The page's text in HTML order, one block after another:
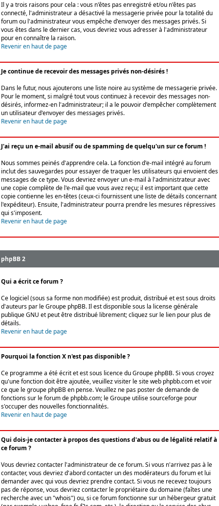
Il y a trois raisons pour cela : vous n'êtes pas enregistré et/ou n'êtes pas
connecté, l'administrateur a désactivé la messagerie privée pour la totalité du
forum ou l'administrateur vous empêche d'envoyer des messages privés. Si
vous êtes dans le dernier cas, vous devriez vous adresser à l'administrateur
pour en connaître la raison.
Revenir en haut de page
Je continue de recevoir des messages privés non-désirés !
Dans le futur, nous ajouterons une liste noire au système de messagerie privée.
Pour le moment, si malgré tout vous continuez à recevoir des messages non-
désirés, informez-en l'administrateur; il a le pouvoir d'empêcher complètement
un utilisateur d'envoyer des messages privés.
Revenir en haut de page
J'ai reçu un e-mail abusif ou de spamming de quelqu'un sur ce forum !
Nous sommes peinés d'apprendre cela. La fonction d'e-mail intégré au forum
inclut des sauvegardes pour essayer de traquer les utilisateurs qui envoient des
messages de ce type. Vous devriez envoyer un e-mail à l'administrateur avec
une copie complète de l'e-mail que vous avez reçu; il est important que cette
copie contienne les en-têtes (ceux-ci fournissent une liste de détails concernant
l'expéditeur). Ensuite, l'administrateur pourra prendre les mesures répressives
qui s'imposent.
Revenir en haut de page
phpBB 2
Qui a écrit ce forum ?
Ce logiciel (sous sa forme non modifiée) est produit, distribué et est sous droits
d'auteurs par leGroupe phpBB. Il est disponible sous la license générale
publique GNU et peut être distribué librement; cliquez sur le lien pour plus de
détails.
Revenir en haut de page
Pourquoi la fonction X n'est pas disponible ?
Ce programme a été écrit et est sous licence du Groupe phpBB. Si vous croyez
qu'une fonction doit être ajoutée, veuillez visiter le site web phpbb.com et voir
ce que le groupe phpBB en pense. Veuillez ne pas poster de demande de
fonctions sur le forum de phpbb.com; le Groupe utilise sourceforge pour
s'occuper des nouvelles fonctionnalités.
Revenir en haut de page
Qui dois-je contacter à propos des questions d'abus ou de légalité relatif à
ce forum ?
Vous devriez contacter l'administrateur de ce forum. Si vous n'arrivez pas à le
contacter, vous devriez d'abord contacter un des modérateurs du forum et lui
demander avec qui vous devriez prendre contact. Si vous ne recevez toujours
pas de réponse, vous devriez contacter le propriétaire du domaine (faîtes une
recherche avec un "whois") ou, si ce forum fonctionne sur un hébergeur gratuit